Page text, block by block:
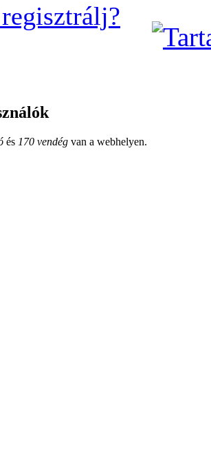
és 170 vendég van a webhelyen.